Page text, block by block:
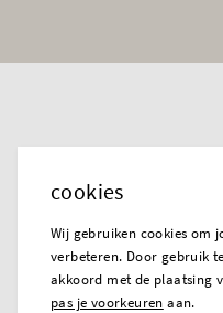
cookies
Wij gebruiken cookies om
verbeteren. Door gebruik
akkoord met de plaatsing
pas je voorkeuren aan.